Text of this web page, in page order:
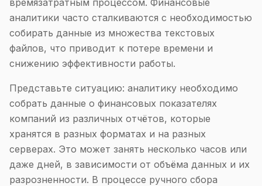
времязатратным процессом. Финансовые
аналитики часто сталкиваются с необходимостью
собирать данные из множества текстовых
файлов, что приводит к потере времени и
снижению эффективности работы.
Представьте ситуацию: аналитику необходимо
собрать данные о финансовых показателях
компаний из различных отчётов, которые
хранятся в разных форматах и на разных
серверах. Это может занять несколько часов или
даже дней, в зависимости от объёма данных и их
разрозненности. В процессе ручного сбора